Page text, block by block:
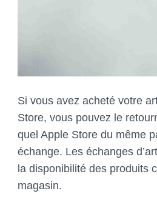
Si vous avez acheté votre
Store, vous pouvez le
quel Apple Store du même
échange. Les échanges
la disponibilité des produits
magasin.